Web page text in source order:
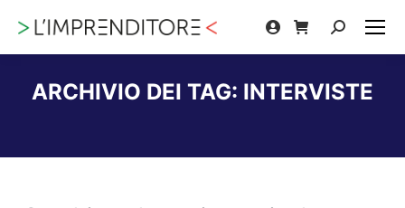
Cerca:
ARCHIVIO DEI TAG: INTERVISTE